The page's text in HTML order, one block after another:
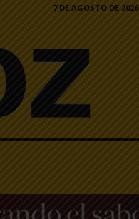
7 DE AGOSTO DE 2026